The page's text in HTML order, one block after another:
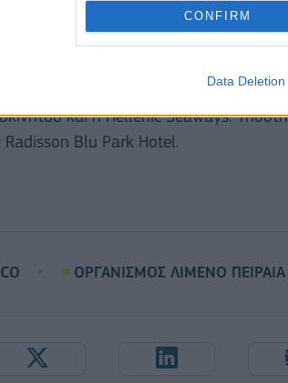
CONFIRM
Data Deletion
& Φορέων Ναυτιλίας και τον
Γραφείων (HATTA). Χρυσός χορηγός
Πειραιώς, η Air France – KLM – Delta
το Ακτίνα Travel Group, η
και η Hellenic Seaways.
Radisson Blu Park Hotel.
ΟΡΓΑΝΙΣΜΟΣ ΛΙΜΕΝΟ ΠΕΙΡΑΙΑ